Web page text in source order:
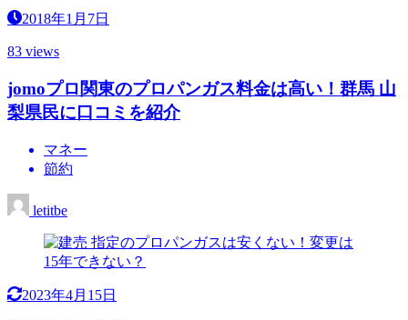
2018年1月7日
83 views
jomoプロ関東のプロパンガス料金は高い！群馬 山
梨県民に口コミを紹介
マネー
節約
letitbe
2023年4月15日